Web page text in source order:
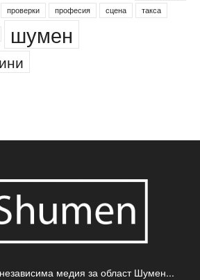
проверки професия сцена такса
шумен
медия за област Шумен...